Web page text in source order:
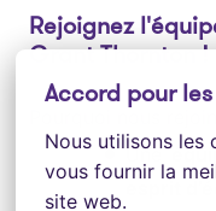
Accord pour
Nous utilisons les
vous fournir la
site web.
Rejoignez
Grant Thornton !
Une